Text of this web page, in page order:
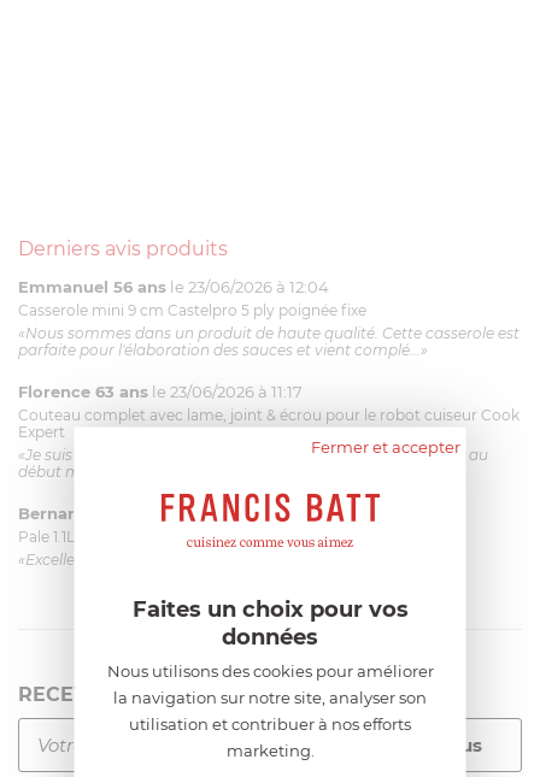
Derniers avis produits
Emmanuel 56 ans le 23/06/2026 à 12:04
Casserole mini 9 cm Castelpro 5 ply poignée fixe
«Nous sommes dans un produit de haute qualité. Cette casserole est
parfaite pour l'élaboration des sauces et vient complé...»
Florence 63 ans le 23/06/2026 à 11:17
Couteau complet avec lame, joint & écrou pour le robot cuiseur Cook
Expert
«Je suis satisfaite du couteau Magimix. L'écrou est un peu dur au
début mais ça le fait. La livraison a été très rapide. ...»
Bernard le 23/06/2026 à 09:43
Pale 1.1L pour Glacier Magimix 11031/121/123/124
«Excellent: produit et livraison»
RECEVEZ LA NEWSLETTER
Fermer et accepter
Faites un choix pour vos
données
Nous utilisons des cookies pour améliorer
la navigation sur notre site, analyser son
utilisation et contribuer à nos efforts
marketing.